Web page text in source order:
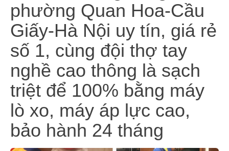
phường Quan Hoa-Cầu
Giấy-Hà Nội uy tín, giá rẻ
số 1, cùng đội thợ tay
nghề cao thông là sạch
triệt để 100% bằng máy
lò xo, máy áp lực cao,
bảo hành 24 tháng